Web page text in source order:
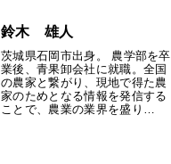
鈴木 雄人
茨城県石岡市出身。 農学部を卒
業後、青果卸会社に就職。全国
の農家と繋がり、現地で得た農
家のためとなる情報を発信する
ことで、農業の業界を盛り…